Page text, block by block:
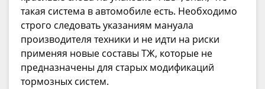
такая система в автомобиле есть. Необходимо
строго следовать указаниям мануала
производителя техники и не идти на риски
применяя новые составы ТЖ, которые не
предназначены для старых модификаций
тормозных систем.